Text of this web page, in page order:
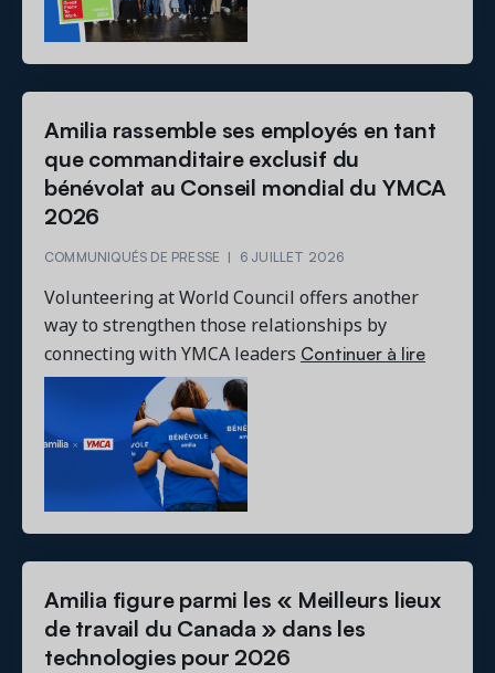
Amilia rassemble ses employés en tant
que commanditaire exclusif du
bénévolat au Conseil mondial du YMCA
2026
COMMUNIQUÉS DE PRESSE | 6 JUILLET 2026
Volunteering at World Council offers another
way to strengthen those relationships by
connecting with YMCA leaders Continuer à lire
Amilia figure parmi les « Meilleurs lieux
de travail du Canada » dans les
technologies pour 2026